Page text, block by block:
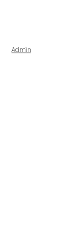
Admin